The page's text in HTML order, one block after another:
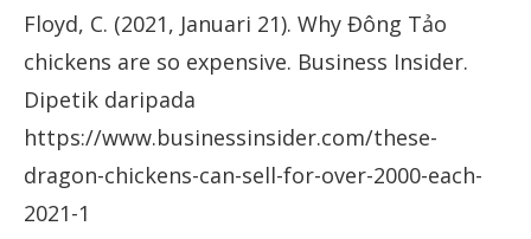
Floyd, C. (2021, Januari 21). Why Đông Tảo
chickens are so expensive. Business Insider.
Dipetik daripada
https://www.businessinsider.com/these-
dragon-chickens-can-sell-for-over-2000-each-
2021-1